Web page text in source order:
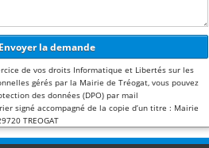
de vos droits Informatique et Libertés sur les
gérés par la Mairie de Tréogat, vous pouvez
des données (DPO) par mail
signé accompagné de la copie d’un titre : Mairie
TREOGAT